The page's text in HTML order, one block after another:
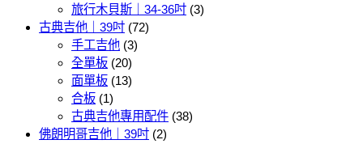
旅行木貝斯｜34-36吋 (3)
古典吉他｜39吋 (72)
手工吉他 (3)
全單板 (20)
面單板 (13)
合板 (1)
古典吉他專用配件 (38)
佛朗明哥吉他｜39吋 (2)